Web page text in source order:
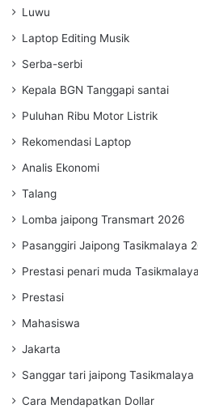
Luwu
Laptop Editing Musik
Serba-serbi
Kepala BGN Tanggapi santai
Puluhan Ribu Motor Listrik
Rekomendasi Laptop
Analis Ekonomi
Talang
Lomba jaipong Transmart 2026
Pasanggiri Jaipong Tasikmalaya
Prestasi penari muda Tasikmalaya
Prestasi
Mahasiswa
Jakarta
Sanggar tari jaipong Tasikmalaya
Cara Mendapatkan Dollar